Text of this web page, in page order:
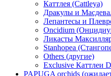
Каттлея (Cattleya)
Дракулы и
Лепантесы и
Oncidium
Ликасты
Stanhopea
Others (другие)
Exclusive Каттлеи
PAPUGA orchids